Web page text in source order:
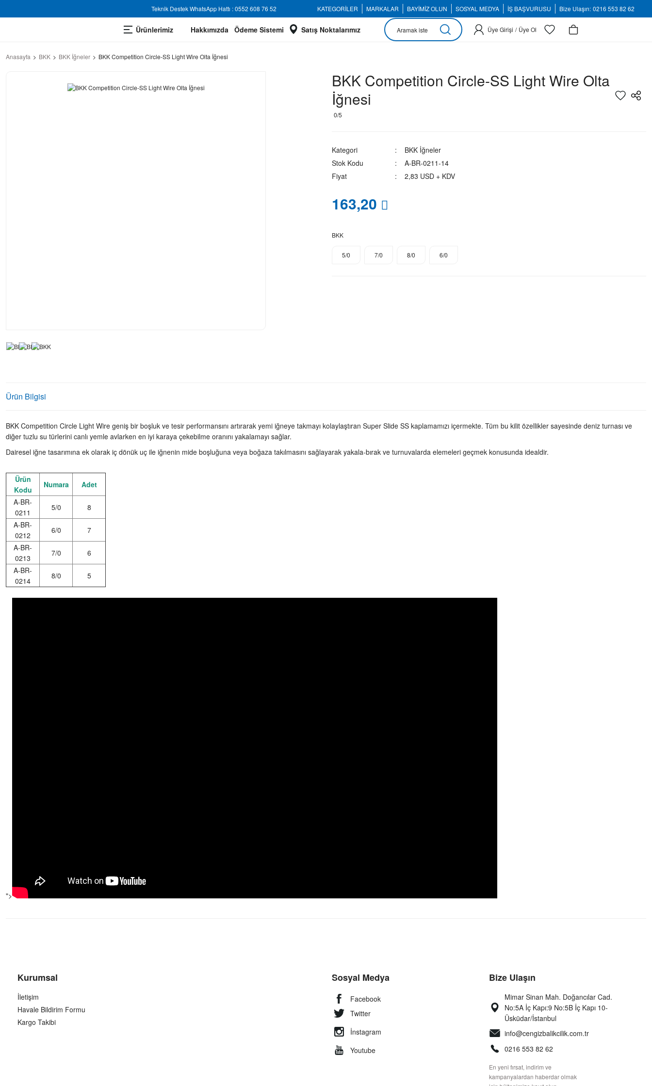
Teknik Destek WhatsApp Hattı : 0552 608 76 52 KATEGORİLER MARKALAR BAYİMİZ OLUN SOSYAL MEDYA İŞ BAŞVURUSU Bize Ulaşın: 0216 553 82 62
Ürünlerimiz Hakkımızda Ödeme Sistemi Satış Noktalarımız Üye Girişi / Üye Ol
Anasayfa BKK BKK İğneler BKK Competition Circle-SS Light Wire Olta İğnesi
BKK Competition Circle-SS Light Wire Olta
İğnesi
0/5
Kategori
BKK İğneler
Stok Kodu
A-BR-0211-14
Fiyat
2,83 USD + KDV
163,20
BKK
5/0 7/0 8/0 6/0
Ürün Bilgisi
BKK Competition Circle Light Wire geniş bir boşluk ve tesir performansını artırarak yemi iğneye takmayı kolaylaştıran Super Slide SS kaplamamızı içermekte. Tüm bu kilit özellikler sayesinde deniz turnası ve
diğer tuzlu su türlerini canlı yemle avlarken en iyi karaya çekebilme oranını yakalamayı sağlar.
Dairesel iğne tasarımına ek olarak iç dönük uç ile iğnenin mide boşluğuna veya boğaza takılmasını sağlayarak yakala-bırak ve turnuvalarda elemeleri geçmek konusunda idealdir.
Ürün
Kodu
Numara
Adet
A-BR-
0211
5/0
8
A-BR-
0212
6/0
7
A-BR-
0213
7/0
6
A-BR-
0214
8/0 5
">
Kurumsal
İletişim
Havale Bildirim Formu
Kargo Takibi
Sosyal Medya
Facebook
Twitter
İnstagram
Youtube
Bize Ulaşın
Mimar Sinan Mah. Doğancılar Cad.
No:5A İç Kapı:9 No:5B İç Kapı 10-
Üsküdar/İstanbul
info@cengizbalikcilik.com.tr
0216 553 82 62
En yeni fırsat, indirim ve
kampanyalardan haberdar olmak